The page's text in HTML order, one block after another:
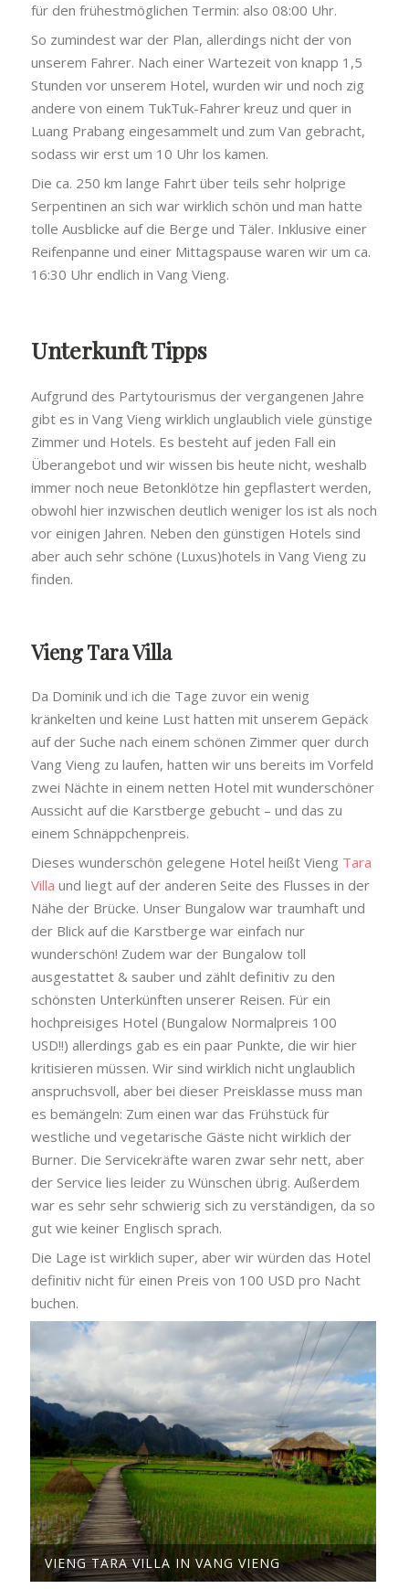
für den frühestmöglichen Termin: also 08:00 Uhr.
So zumindest war der Plan, allerdings nicht der von
unserem Fahrer. Nach einer Wartezeit von knapp 1,5
Stunden vor unserem Hotel, wurden wir und noch zig
andere von einem TukTuk-Fahrer kreuz und quer in
Luang Prabang eingesammelt und zum Van gebracht,
sodass wir erst um 10 Uhr los kamen.
Die ca. 250 km lange Fahrt über teils sehr holprige
Serpentinen an sich war wirklich schön und man hatte
tolle Ausblicke auf die Berge und Täler. Inklusive einer
Reifenpanne und einer Mittagspause waren wir um ca.
16:30 Uhr endlich in Vang Vieng.
Unterkunft Tipps
Aufgrund des Partytourismus der vergangenen Jahre
gibt es in Vang Vieng wirklich unglaublich viele günstige
Zimmer und Hotels. Es besteht auf jeden Fall ein
Überangebot und wir wissen bis heute nicht, weshalb
immer noch neue Betonklötze hin gepflastert werden,
obwohl hier inzwischen deutlich weniger los ist als noch
vor einigen Jahren. Neben den günstigen Hotels sind
aber auch sehr schöne (Luxus)hotels in Vang Vieng zu
finden.
Vieng Tara Villa
Da Dominik und ich die Tage zuvor ein wenig
kränkelten und keine Lust hatten mit unserem Gepäck
auf der Suche nach einem schönen Zimmer quer durch
Vang Vieng zu laufen, hatten wir uns bereits im Vorfeld
zwei Nächte in einem netten Hotel mit wunderschöner
Aussicht auf die Karstberge gebucht – und das zu
einem Schnäppchenpreis.
Dieses wunderschön gelegene Hotel heißt Vieng Tara
Villa und liegt auf der anderen Seite des Flusses in der
Nähe der Brücke. Unser Bungalow war traumhaft und
der Blick auf die Karstberge war einfach nur
wunderschön! Zudem war der Bungalow toll
ausgestattet & sauber und zählt definitiv zu den
schönsten Unterkünften unserer Reisen. Für ein
hochpreisiges Hotel (Bungalow Normalpreis 100
USD!!) allerdings gab es ein paar Punkte, die wir hier
kritisieren müssen. Wir sind wirklich nicht unglaublich
anspruchsvoll, aber bei dieser Preisklasse muss man
es bemängeln: Zum einen war das Frühstück für
westliche und vegetarische Gäste nicht wirklich der
Burner. Die Servicekräfte waren zwar sehr nett, aber
der Service lies leider zu Wünschen übrig. Außerdem
war es sehr sehr schwierig sich zu verständigen, da so
gut wie keiner Englisch sprach.
Die Lage ist wirklich super, aber wir würden das Hotel
definitiv nicht für einen Preis von 100 USD pro Nacht
buchen.
VIENG TARA VILLA IN VANG VIENG